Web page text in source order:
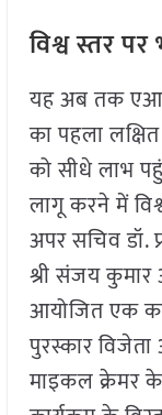
विश्व स्तर
यह अब तक एआई
का पहला
को सीधे लाभ
लागू करने में
अपर सचिव डॉ.
श्री संजय
आयोजित एक
पुरस्कार विजेता
माइकल क्रेमर